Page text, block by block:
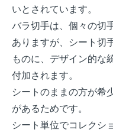
いとされています。
バラ切手は、個々の切
ありますが、シート切
ものに、デザイン的な
付加されます。
シートのままの方が希
があるためです。
シート単位でコレクシ